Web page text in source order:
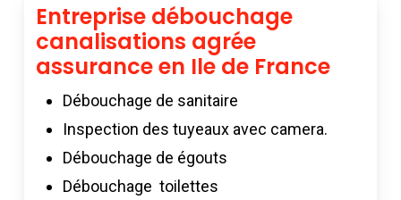
Entreprise débouchage
canalisations agrée
assurance en Ile de France
Débouchage de sanitaire
Inspection des tuyeaux avec camera.
Débouchage de égouts
Débouchage toilettes